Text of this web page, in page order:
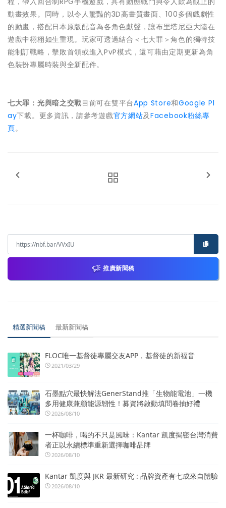
動畫效果。同時，以令人驚豔的3D高畫質畫面、100多個戲劇性
的動畫，搭配日本原版配音為各角色獻聲，讓布里塔尼亞大陸在
遊戲中栩栩如生重現。玩家可透過結合＜七大罪＞角色的獨特技
能制訂戰略，擊敗首領或進入PvP模式，還可藉由定期更新為角
色裝扮專屬時裝與全新配件。
七大罪：光與暗之交戰目前可在雙平台App Store和Google Pl
ay下載。更多資訊，請參考遊戲官方網站及Facebook粉絲專
頁。
推廣新聞稿
精選新聞稿 最新新聞稿
FLOC唯一基督徒專屬交友APP，基督徒的新福音
2021/03/29
石墨點穴最快解法GenerStand推「生物能電池」一機
多用健康兼顧能源韌性！募資將啟動填問卷抽好禮
2026/08/10
一杯咖啡，喝的不只是風味：Kantar 凱度揭密台灣消費
者正以永續標準重新選擇咖啡品牌
2026/08/10
Kantar 凱度與 JKR 最新研究 : 品牌資產有七成來自體驗
2026/08/10